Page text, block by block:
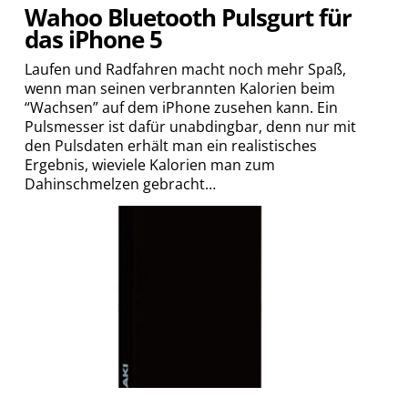
Wahoo Bluetooth Pulsgurt für
das iPhone 5
Laufen und Radfahren macht noch mehr Spaß,
wenn man seinen verbrannten Kalorien beim
“Wachsen” auf dem iPhone zusehen kann. Ein
Pulsmesser ist dafür unabdingbar, denn nur mit
den Pulsdaten erhält man ein realistisches
Ergebnis, wieviele Kalorien man zum
Dahinschmelzen gebracht…